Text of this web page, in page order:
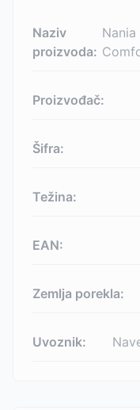
Naziv
proizvoda:
Proizvođač:
Šifra:
Težina:
EAN:
Zemlja porekla:
Uvoznik: